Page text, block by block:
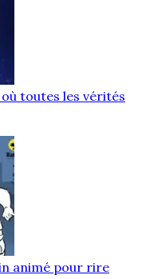
toutes les vérités
animé pour rire